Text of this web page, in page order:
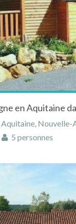
Nouvelle-
5 personnes